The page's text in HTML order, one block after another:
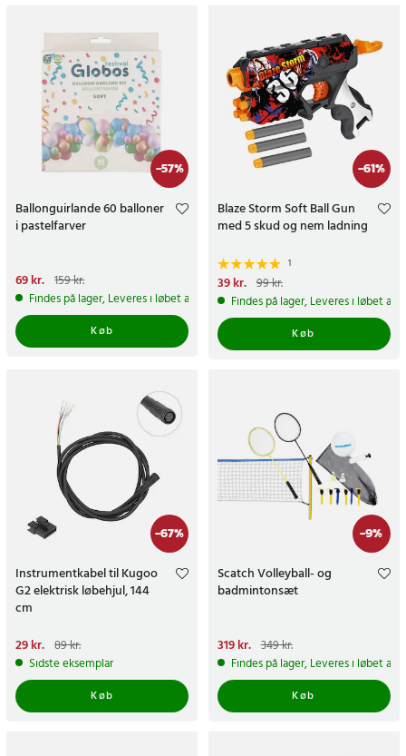
-57%
Ballonguirlande 60 balloner
i pastelfarver
Nuværende pris
pris:159 kr.
69 kr. 159 kr.
Findes på lager, Leveres i løbet af 1-2 hverdage
Køb
-61%
Blaze Storm Soft Ball Gun
med 5 skud og nem ladning
1
Nuværende pris
pris:99 kr.
39 kr. 99 kr.
Findes på lager, Leveres i løbet af
Køb
-67%
Instrumentkabel til Kugoo
G2 elektrisk løbehjul, 144
cm
Nuværende pris
pris:89 kr.
29 kr. 89 kr.
Sidste eksemplar
Køb
-9%
Scatch Volleyball- og
badmintonsæt
Nuværende pris
319 kr.Tidligere pris:349 kr.
319 kr. 349 kr.
Findes på lager, Leveres i løbet af
Køb